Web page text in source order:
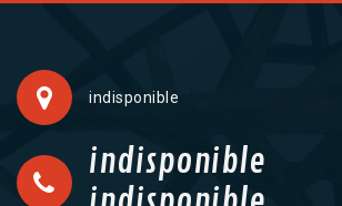
indisponible
indisponible